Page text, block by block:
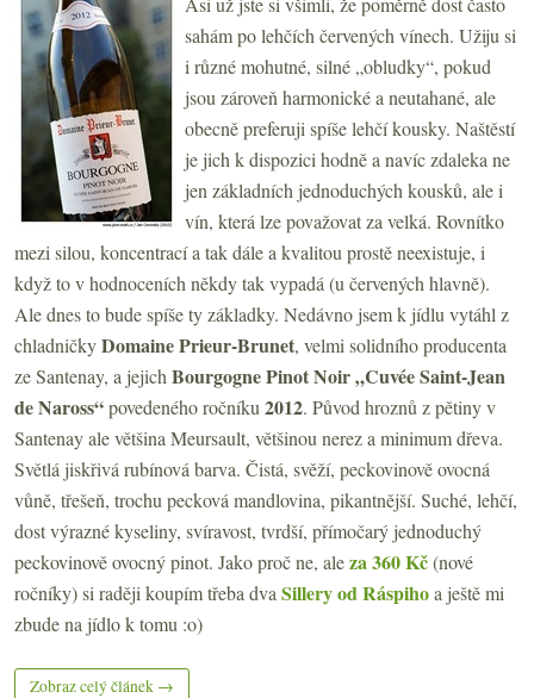
sahám po lehčích červených vínech. Užiju si
i různé mohutné, silné „obludky“, pokud
jsou zároveň harmonické a neutahané, ale
obecně preferuji spíše lehčí kousky. Naštěstí
je jich k dispozici hodně a navíc zdaleka ne
jen základních jednoduchých kousků, ale i
vín, která lze považovat za velká. Rovnítko
mezi silou, koncentrací a tak dále a kvalitou prostě neexistuje, i
když to v hodnoceních někdy tak vypadá (u červených hlavně).
Ale dnes to bude spíše ty základky. Nedávno jsem k jídlu vytáhl z
chladničkyDomaine Prieur-Brunet, velmi solidního producenta
ze Santenay, a jejich Bourgogne Pinot Noir „Cuvée Saint-Jean
de Naross“povedeného ročníku 2012. Původ hroznů z pětiny v
Santenay ale většina Meursault, většinou nerez a minimum dřeva.
Světlá jiskřivá rubínová barva. Čistá, svěží, peckovinově ovocná
vůně, třešeň, trochu pecková mandlovina, pikantnější. Suché, lehčí,
dost výrazné kyseliny, svíravost, tvrdší, přímočarý jednoduchý
peckovinově ovocný pinot. Jako proč ne, aleza 360 Kč(nové
ročníky) si raději koupím třeba dva Sillery od Ráspihoa ještě mi
zbude na jídlo k tomu :o)
Zobraz celý článek →